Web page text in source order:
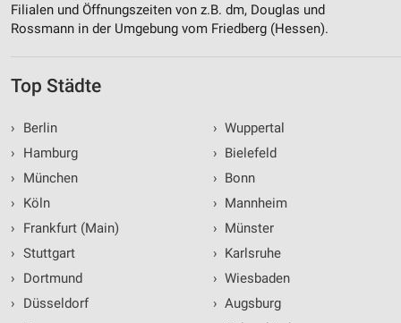
Filialen und Öffnungszeiten von z.B. dm, Douglas und
Rossmann in der Umgebung vom Friedberg (Hessen).
Top Städte
›
Berlin
›
Hamburg
›
München
›
Köln
›
Frankfurt (Main)
› Stuttgart
›
Dortmund
›
Düsseldorf
› Wuppertal
› Bielefeld
› Bonn
› Mannheim
› Münster
› Karlsruhe
› Wiesbaden
› Augsburg